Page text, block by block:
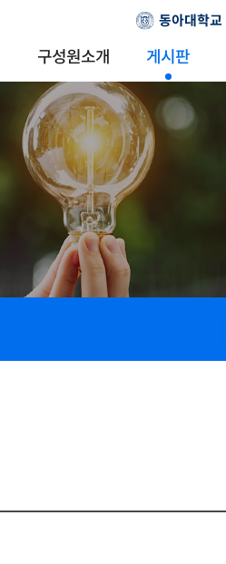
동아대학교
구성원소개 게시판